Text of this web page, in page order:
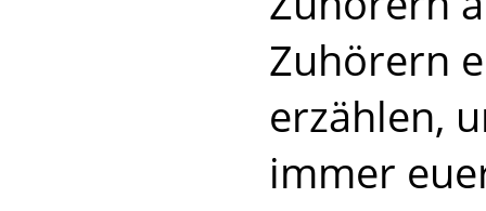
Zuhörern
erzählen,
immer